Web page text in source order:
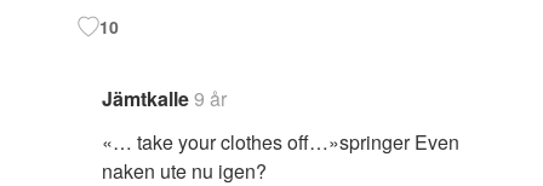
10
Jämtkalle9 år
«… take your clothes off…»springer Even
naken ute nu igen?